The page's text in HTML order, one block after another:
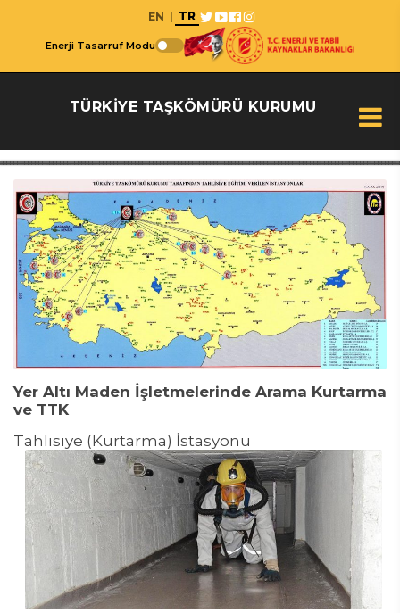
EN TR
Enerji Tasarruf Modu
TÜRKİYE TAŞKÖMÜRÜ KURUMU
Yer Altı Maden İşletmelerinde Arama Kurtarma
ve TTK
Tahlisiye (Kurtarma) İstasyonu